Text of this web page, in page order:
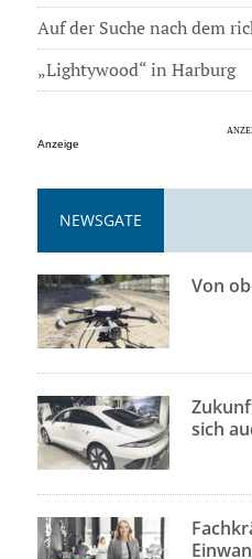
Auf der Suche nach dem
„Lightywood“ in Harburg
Anzeige
NEWSGATE
Von
sich